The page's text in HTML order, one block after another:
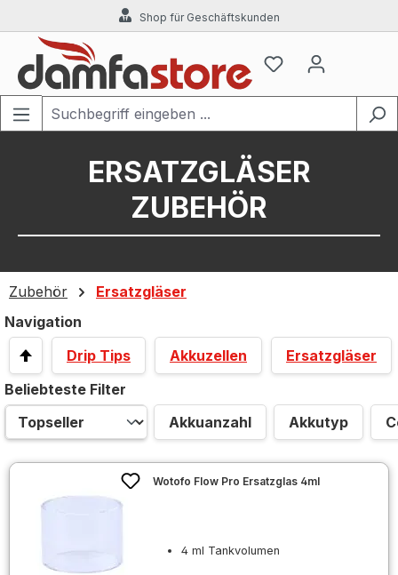
Zum Hauptinhalt springenShop für Geschäftskunden
ERSATZGLÄSER
ZUBEHÖR
Zubehör
Ersatzgläser
Navigation
Drip Tips
Akkuzellen
Ersatzgläser
Beliebteste Filter
Akkuanzahl
Akkutyp
Wotofo Flow Pro Ersatzglas 4ml
4 ml Tankvolumen